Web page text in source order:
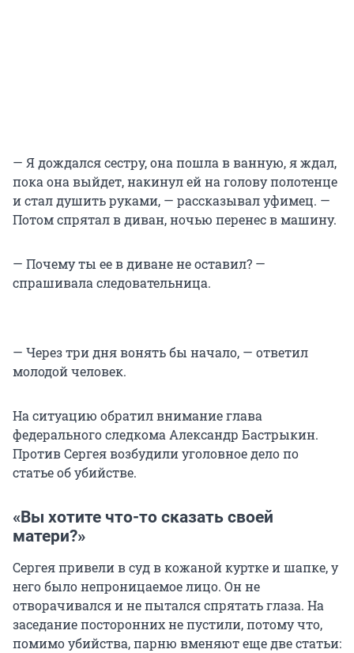
— Я дождался сестру, она пошла в ванную, я ждал,
пока она выйдет, накинул ей на голову полотенце
и стал душить руками, — рассказывал уфимец. —
Потом спрятал в диван, ночью перенес в машину.
— Почему ты ее в диване не оставил? —
спрашивала следовательница.
— Через три дня вонять бы начало, — ответил
молодой человек.
На ситуацию обратил внимание глава
федерального следкома Александр Бастрыкин.
Против Сергея возбудили уголовное дело по
статье об убийстве.
«Вы хотите что-то сказать своей
матери?»
Сергея привели в суд в кожаной куртке и шапке, у
него было непроницаемое лицо. Он не
отворачивался и не пытался спрятать глаза. На
заседание посторонних не пустили, потому что,
помимо убийства, парню вменяют еще две статьи: